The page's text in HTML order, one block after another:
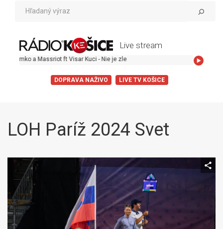
Live stream
ft Visar Kuci - Nie je zle
DOPRAVA NAŽIVO LIVE TV KOŠICE
LOH Paríž 2024 Svet